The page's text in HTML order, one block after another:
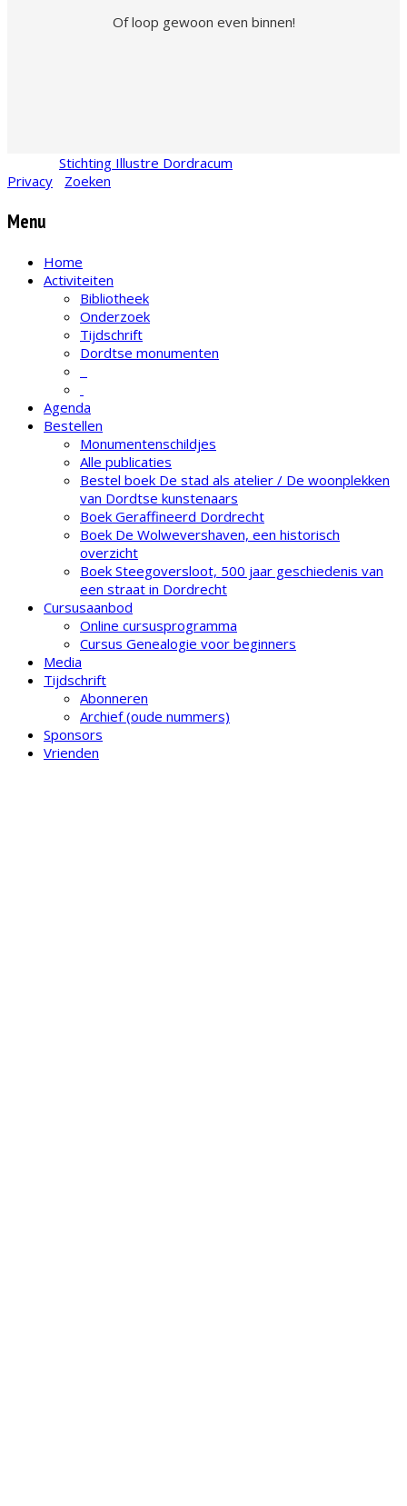
Of loop gewoon even binnen!
Stichting Illustre Dordracum
Privacy
Zoeken
Menu
Home
Activiteiten
Bibliotheek
Onderzoek
Tijdschrift
Dordtse monumenten
Agenda
Bestellen
Monumentenschildjes
Alle publicaties
Bestel boek De stad als atelier / De woonplekken
van Dordtse kunstenaars
Boek Geraffineerd Dordrecht
Boek De Wolwevershaven, een historisch
overzicht
Boek Steegoversloot, 500 jaar geschiedenis van
een straat in Dordrecht
Cursusaanbod
Online cursusprogramma
Cursus Genealogie voor beginners
Media
Tijdschrift
Abonneren
Archief (oude nummers)
Sponsors
Vrienden